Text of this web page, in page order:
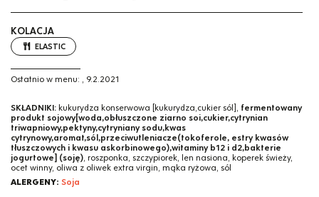
KOLACJA
ELASTIC
Ostatnio w menu: , 9.2.2021
SKŁADNIKI: kukurydza konserwowa [kukurydza,cukier sól], fermentowany
produkt sojowy[woda,obłuszczone ziarno soi,cukier,cytrynian
triwapniowy,pektyny,cytryniany sodu,kwas
cytrynowy,aromat,sól,przeciwutleniacze(tokoferole, estry kwasów
tłuszczowych i kwasu askorbinowego),witaminy b12 i d2,bakterie
jogurtowe] (soję), roszponka, szczypiorek, len nasiona, koperek świeży,
ocet winny, oliwa z oliwek extra virgin, mąka ryżowa, sól
ALERGENY: Soja